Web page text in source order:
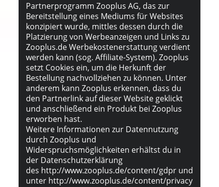
Partnerprogramm Zooplus AG, das zur
Bereitstellung eines Mediums für Websites
konzipiert wurde, mittles dessen durch die
Platzierung von Werbeanzeigen und Links zu
Zooplus.de Werbekostenerstattung verdient
werden kann (sog. Affiliate-System). Zooplus
setzt Cookies ein, um die Herkunft der
Bestellung nachvollziehen zu können. Unter
anderem kann Zooplus erkennen, dass du
den Partnerlink auf dieser Website geklickt
und anschließend ein Produkt bei Zooplus
erworben hast.
Weitere Informationen zur Datennutzung
durch Zooplus und
Widerspruchsmöglichkeiten erhältst du in
der Datenschutzerklärung
des http://www.zooplus.de/content/gdpr und
unter http://www.zooplus.de/content/privacy